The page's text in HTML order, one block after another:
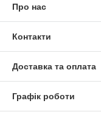
Про нас
Контакти
Доставка та оплата
Графік роботи